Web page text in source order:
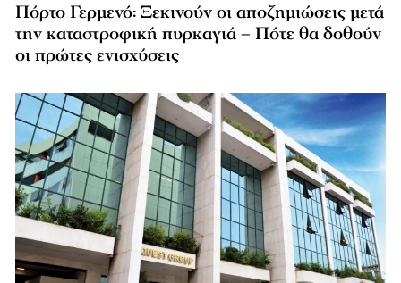
Πόρτο Γερμενό: Ξεκινούν οι αποζημιώσεις μετά
την καταστροφική πυρκαγιά – Πότε θα δοθούν
οι πρώτες ενισχύσεις